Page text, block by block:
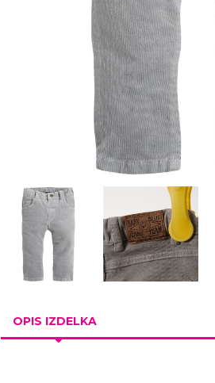
OPIS IZDELKA